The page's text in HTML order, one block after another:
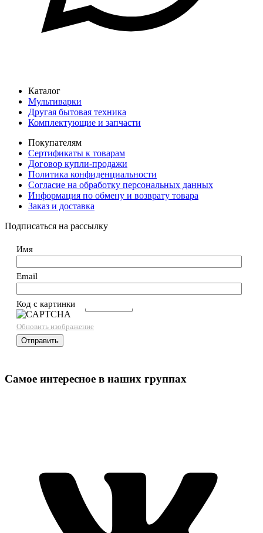
Каталог
Мультиварки
Другая бытовая техника
Комплектующие и запчасти
Покупателям
Сертификаты к товарам
Договор купли-продажи
Политика конфиденциальности
Согласие на обработку персональных данных
Информация по обмену и возврату товара
Заказ и доставка
Подписаться на рассылку
Имя
Email
Код с картинки→
Обновить изображение
Самое интересное в наших группах